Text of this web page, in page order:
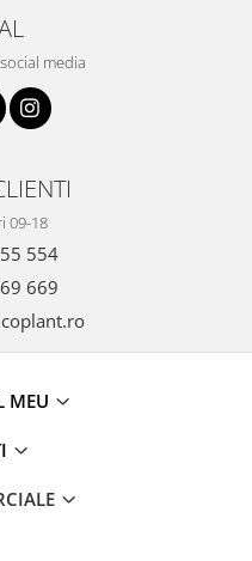
media
09-18
554
669
MEU